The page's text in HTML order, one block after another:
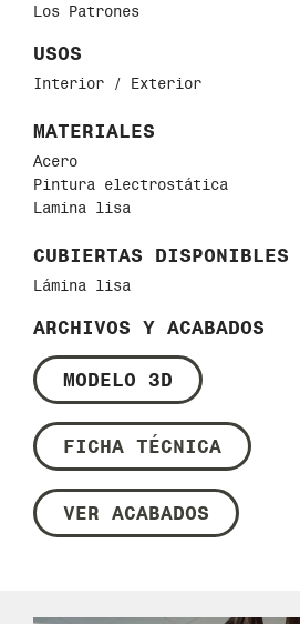
Los Patrones
USOS
Interior / Exterior
MATERIALES
Acero
Pintura electrostática
Lamina lisa
CUBIERTAS DISPONIBLES
Lámina lisa
ARCHIVOS Y ACABADOS
MODELO 3D
FICHA TÉCNICA
VER ACABADOS